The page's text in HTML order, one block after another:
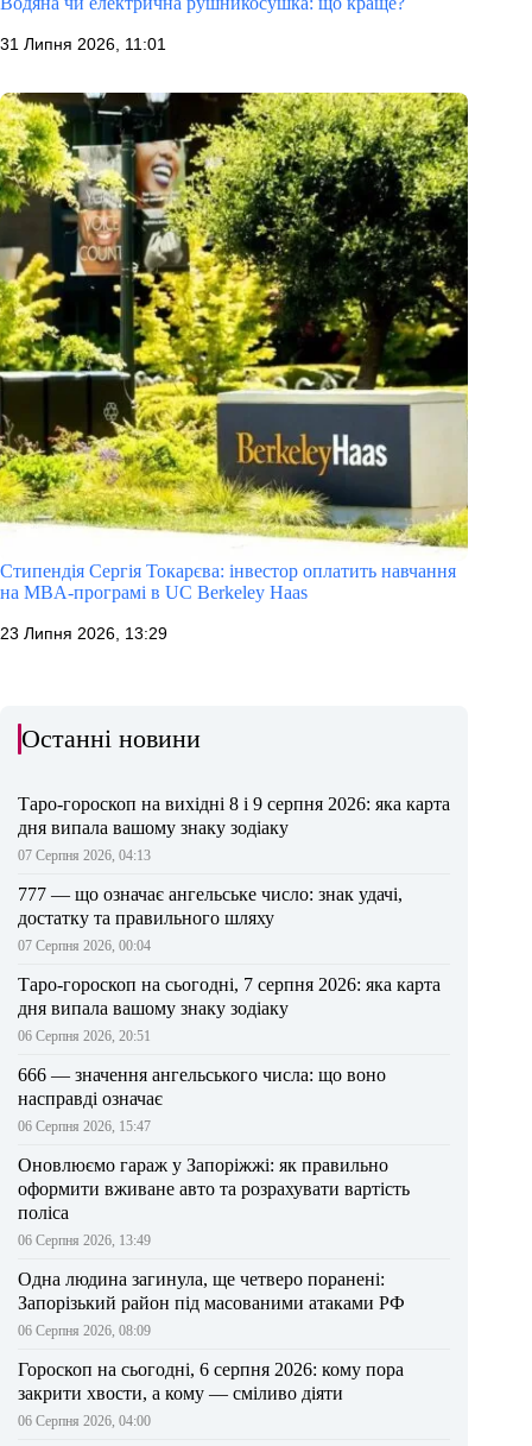
31 Липня 2026, 11:01
Стипендія Сергія Токарєва: інвестор оплатить навчання
на MBA-програмі в UC Berkeley Haas
23 Липня 2026, 13:29
Останні новини
Таро-гороскоп на вихідні 8 і 9 серпня 2026: яка карта
дня випала вашому знаку зодіаку
07 Серпня 2026, 04:13
777 — що означає ангельське число: знак удачі,
достатку та правильного шляху
07 Серпня 2026, 00:04
Таро-гороскоп на сьогодні, 7 серпня 2026: яка карта
дня випала вашому знаку зодіаку
06 Серпня 2026, 20:51
666 — значення ангельського числа: що воно
насправді означає
06 Серпня 2026, 15:47
Оновлюємо гараж у Запоріжжі: як правильно
оформити вживане авто та розрахувати вартість
поліса
06 Серпня 2026, 13:49
Одна людина загинула, ще четверо поранені:
Запорізький район під масованими атаками РФ
06 Серпня 2026, 08:09
Гороскоп на сьогодні, 6 серпня 2026: кому пора
закрити хвости, а кому — сміливо діяти
06 Серпня 2026, 04:00